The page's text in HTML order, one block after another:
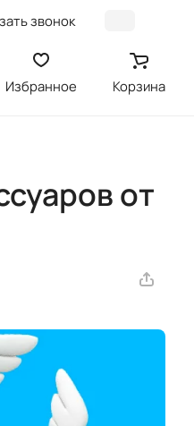
звонок
Избранное Корзина
от